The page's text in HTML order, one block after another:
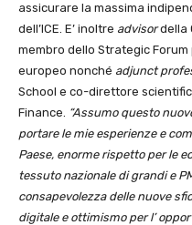
assicurare la massima
dell’ICE. E’ inoltre advisordella
membro dello Strategic
europeo nonché adjunct
School e co-direttore
Finance. “Assumo questo
portare le mie esperienze e
Paese, enorme rispetto per le
tessuto nazionale di grandi e
consapevolezza delle nuove
digitale e ottimismo per l’